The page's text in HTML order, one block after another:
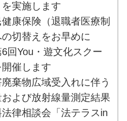
実施します
健康保険（退職者医療制
の切替えをお早めに
6回You・遊文化スクー
開催します
廃棄物広域受入れに伴う
よび放射線量測定結果
法律相談会「法テラスin